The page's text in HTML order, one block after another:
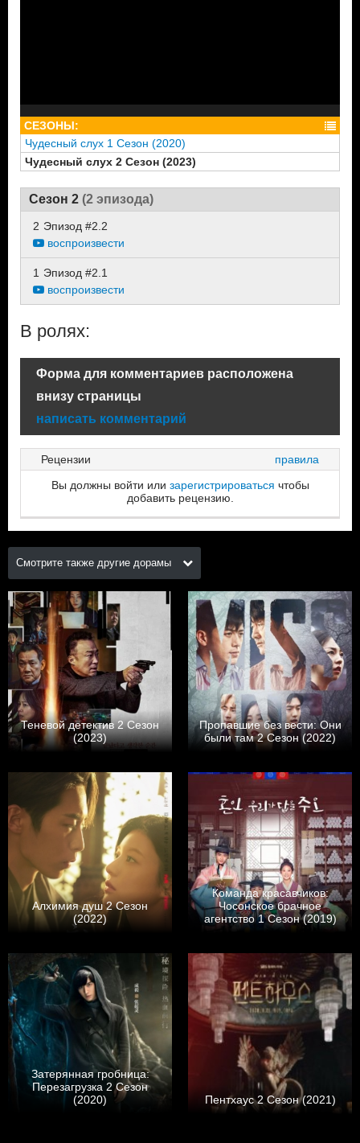
СЕЗОНЫ:
Чудесный слух 1 Сезон (2020)
Чудесный слух 2 Сезон (2023)
Сезон 2 (2 эпизода)
2 Эпизод #2.2
воспроизвести
1 Эпизод #2.1
воспроизвести
В ролях:
Форма для комментариев расположена
внизу страницы
написать комментарий
Рецензии
правила
Вы должны войти или зарегистрироваться чтобы
добавить рецензию.
Смотрите также другие дорамы
Теневой детектив 2 Сезон
(2023)
Пропавшие без вести: Они
были там 2 Сезон (2022)
Алхимия душ 2 Сезон
(2022)
Команда красавчиков:
Чосонское брачное
агентство 1 Сезон (2019)
Затерянная гробница:
Перезагрузка 2 Сезон
(2020)
Пентхаус 2 Сезон (2021)